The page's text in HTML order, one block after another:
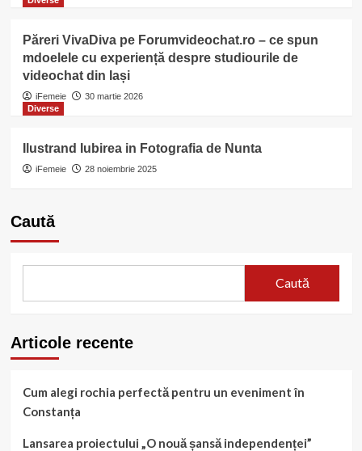
Păreri VivaDiva pe Forumvideochat.ro – ce spun
mdoelele cu experiență despre studiourile de
videochat din Iași
iFemeie
30 martie 2026
Diverse
Ilustrand Iubirea in Fotografia de Nunta
iFemeie 28 noiembrie 2025
Caută
Caută
Articole recente
Cum alegi rochia perfectă pentru un eveniment în
Constanța
Lansarea proiectului „O nouă șansă independenței”